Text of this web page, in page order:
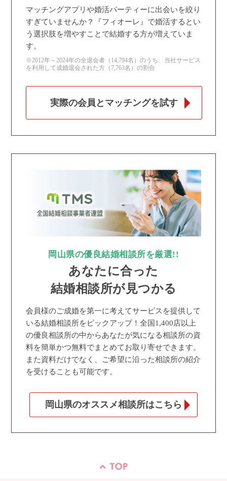
マッチングアプリや婚活パーティーに出会いを絞り
すぎていませんか？『フィオーレ』で婚活するとい
う選択肢を増やすことで結婚する方が増えていま
す。
※2012年～2024年の全退会者（14,794名）のうち、当社サービス
を利用して成婚退会された方（7,763名）の割合
実際の会員とマッチングを試す
岡山県の優良結婚相談所を厳選!!
あなたに合った
結婚相談所が見つかる
会員様のご成婚を第一に考えてサービスを提供して
いる結婚相談所をピックアップ！全国1,400店以上
の優良相談所の中からあなたが気になる相談所の資
料を簡単かつ無料でまとめてお取り寄せできます。
また資料だけでなく、ご希望に沿った相談所の紹介
を受けることも可能です。
岡山県のオススメ相談所はこちら